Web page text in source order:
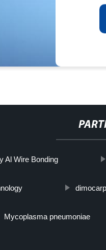
Al Wire Bonding
Mycoplasma pneumoniae